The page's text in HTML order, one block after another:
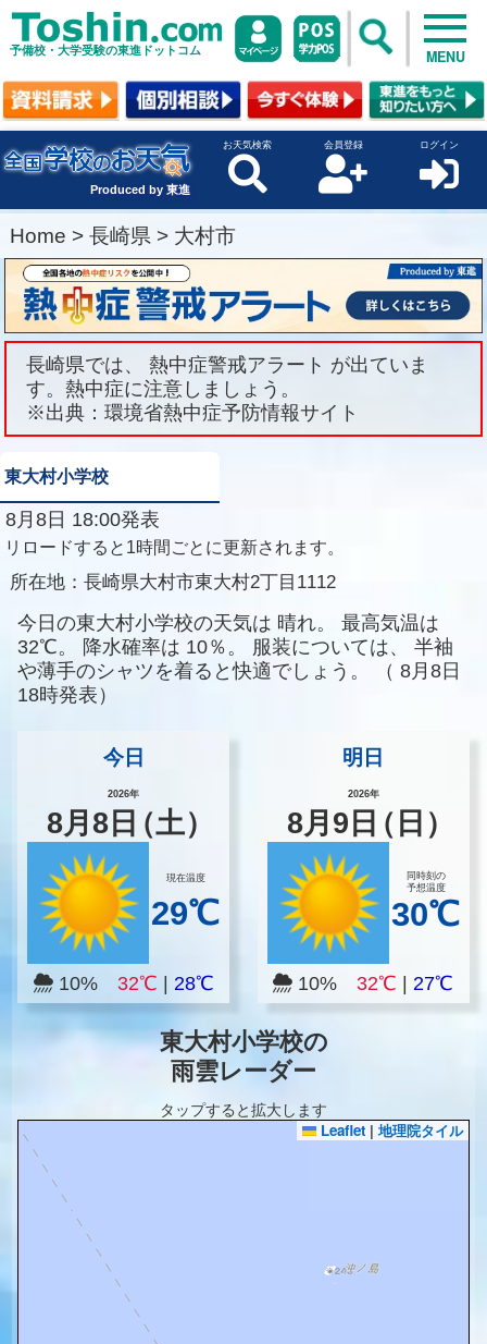
予備校・大学受験の東進ドットコム MENU
Produced by 東進
お天気検索 会員登録 ログイン
Home > 長崎県 > 大村市
長崎県では、 熱中症警戒アラート が出ていま
す。熱中症に注意しましょう。
※出典：環境省熱中症予防情報サイト
東大村小学校
8月8日 18:00発表
リロードすると1時間ごとに更新されます。
所在地： 長崎県大村市東大村2丁目1112
今日の東大村小学校の天気は 晴れ。
最高気温は
32℃。
降水確率は 10％。 服装については、
半袖
や薄手のシャツを着ると快適でしょう。
（ 8月8日
18時発表）
今日
2026年
8月8 日（土）
現在温度
29℃
10% 32℃ 28℃
明日
2026年
8月 9 日（日）
同時刻の
予想温度
30℃
10%32℃ |27℃
東大村小学校の
雨雲レーダー
タップすると拡大します
Leaflet | 地理院タイル